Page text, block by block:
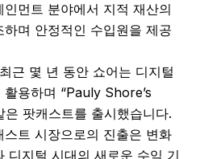
먼트 분야에서 지적 재산의
며 안정적인 수입원을 제공
근 몇 년 동안 쇼어는 디지털
용하며 “Pauly Shore’s
팟캐스트를 출시했습니다.
트 시장으로의 진출은 변화
디지털 시대의 새로운 수익 기